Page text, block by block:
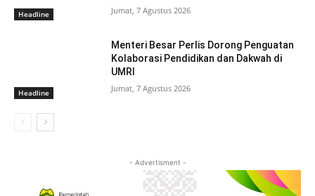
Headline Jumat, 7 Agustus 2026
Headline
Menteri Besar Perlis Dorong Penguatan
Kolaborasi Pendidikan dan Dakwah di
UMRI
Jumat, 7 Agustus 2026
- Advertisment -